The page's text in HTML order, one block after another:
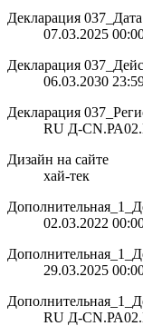
Декларация
07.03.2025
Декларация
06.03.2030
Декларация
RU Д-
Дизайн на сайте
хай-тек
02.03.2022
29.03.2025
RU Д-